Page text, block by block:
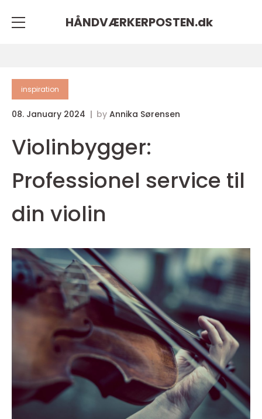
HÅNDVÆRKERPOSTEN.dk
inspiration
08. January 2024 by Annika Sørensen
Violinbygger:
Professionel service til
din violin